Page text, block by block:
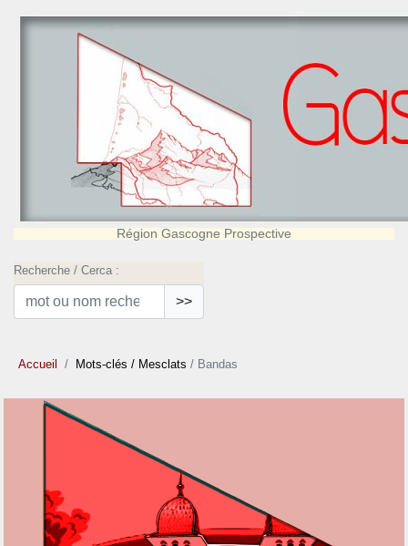
Région Gascogne Prospective
Recherche / Cerca :
>>
Accueil Mots-clés / Mesclats / Bandas